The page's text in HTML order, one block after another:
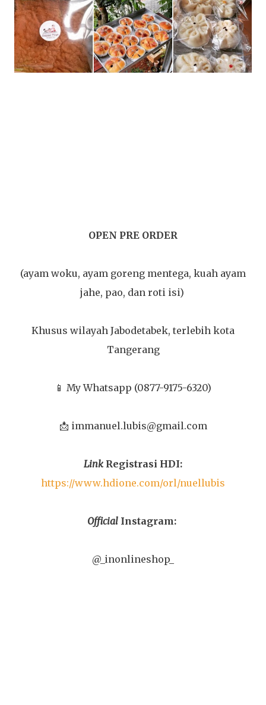
OPEN PRE ORDER
(ayam woku, ayam goreng mentega, kuah ayam
jahe, pao, dan roti isi)
Khusus wilayah Jabodetabek, terlebih kota
Tangerang
📱 My Whatsapp (0877-9175-6320)
📩 immanuel.lubis@gmail.com
Link Registrasi HDI:
https://www.hdione.com/orl/nuellubis
Official Instagram:
@_inonlineshop_